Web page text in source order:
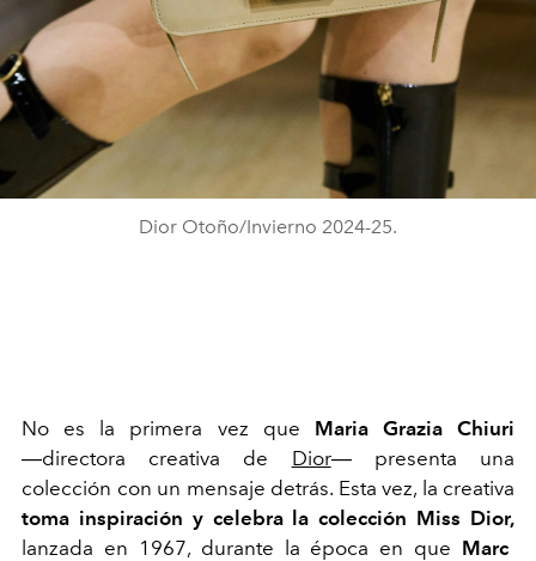
Dior Otoño/Invierno 2024-25.
No es la primera vez que Maria Grazia Chiuri
―directora creativa de Dior―presenta una
colección con un mensaje detrás. Esta vez, la creativa
toma inspiración y celebra la colección Miss Dior,
lanzada en 1967, durante la época en que Marc